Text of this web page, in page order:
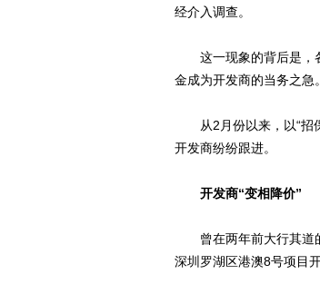
经介入调查。
这一现象的背后是，各
金成为开发商的当务之急。
从2月份以来，以“招保
开发商纷纷跟进。
开发商“变相降价”
曾在两年前大行其道的
深圳罗湖区港澳8号项目